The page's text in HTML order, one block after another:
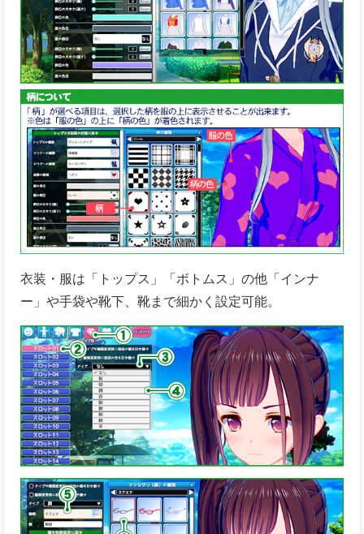
衣装・服は「トップス」「ボトムス」の他「インナ
ー」や手袋や靴下、靴まで細かく設定可能。